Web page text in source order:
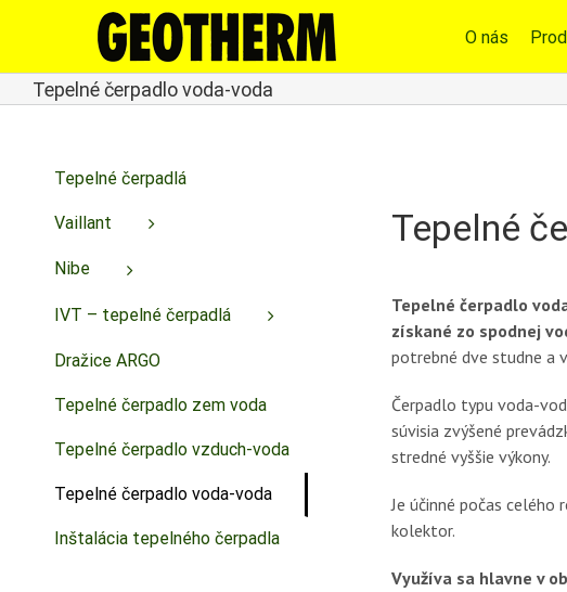
O nás
Tepelné čerpadlo voda-voda
Tepelné
Tepelné čerpadlo
získané zo spodnej
potrebné dve studne a
Čerpadlo typu voda-
súvisia zvýšené
stredné vyššie výkony.
Je účinné počas
kolektor.
Využíva sa hlavne v
Tepelné čerpadlá
Vaillant
Nibe
IVT – tepelné čerpadlá
Dražice ARGO
Tepelné čerpadlo zem voda
Tepelné čerpadlo vzduch-voda
Tepelné čerpadlo voda-voda
Inštalácia tepelného čerpadla